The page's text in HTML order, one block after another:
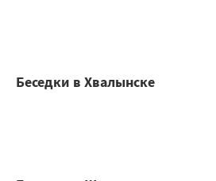
Беседки в Хвалынске